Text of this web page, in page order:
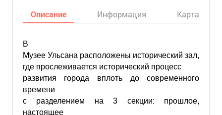
Описание Информация Карта
В
Музее Ульсана расположены исторический зал,
где прослеживается исторический процесс
развития города вплоть до современного
времени
с разделением на 3 секции: прошлое,
настоящее